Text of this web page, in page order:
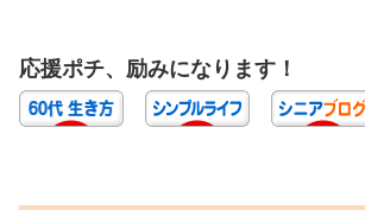
応援ポチ、励みになります！